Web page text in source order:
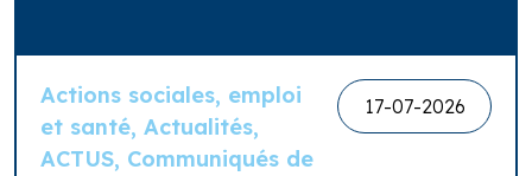
Actions sociales, emploi
et santé, Actualités,
ACTUS, Communiqués de
17-07-2026